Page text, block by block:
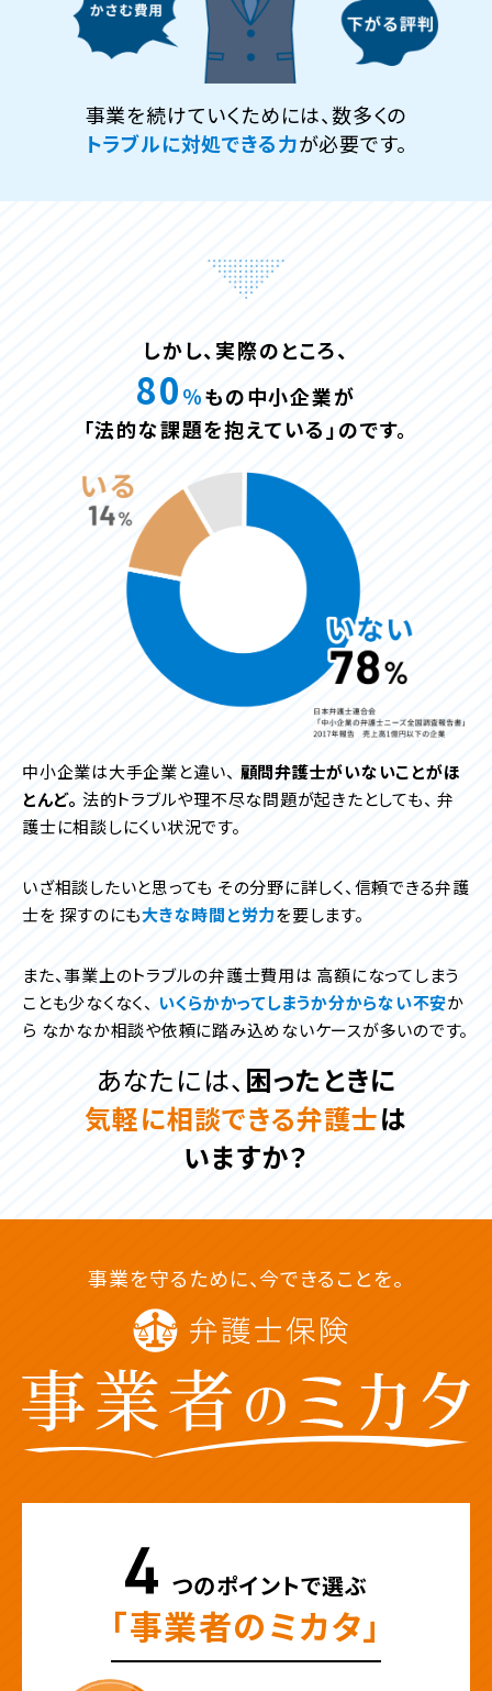
事業を続けていくためには、数多くの
トラブルに対処できる力が必要です。
しかし、実際のところ、
80％もの中小企業が
「法的な課題を抱えている」のです。
中小企業は大手企業と違い、 顧問弁護士がいないことがほ
とんど。 法的トラブルや理不尽な問題が起きたとしても、 弁
護士に相談しにくい状況です。
いざ相談したいと思っても その分野に詳しく、信頼できる弁護
士を 探すのにも大きな時間と労力を要します。
また、事業上のトラブルの弁護士費用は 高額になってしまう
ことも少なくなく、 いくらかかってしまうか分からない不安か
ら なかなか相談や依頼に踏み込めないケースが多いのです。
あなたには、 困ったときに
気軽に相談できる弁護士は
いますか？
事業を守るために、今できることを。
つのポイントで選ぶ
「事業者のミカタ」